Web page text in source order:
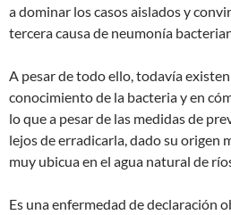
a dominar los casos aislados y
tercera causa de neumonía
A pesar de todo ello, todavía
conocimiento de la bacteria y en
lo que a pesar de las medidas de
lejos de erradicarla, dado su origen
muy ubicua en el agua natural de
Es una enfermedad de declaración